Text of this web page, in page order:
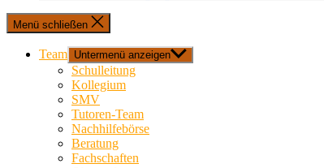
Menü schließen
Team Untermenü anzeigen
Schulleitung
Kollegium
SMV
Tutoren-Team
Nachhilfebörse
Beratung
Fachschaften